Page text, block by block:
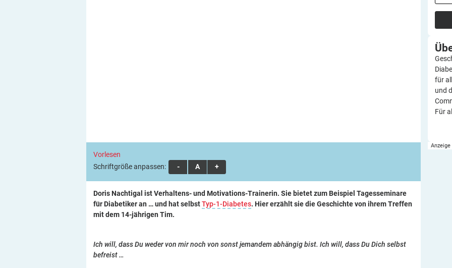
Vorlesen
Schriftgröße anpassen:
A A A
Doris Nachtigal ist Verhaltens- und Motivations-Trainerin. Sie bietet zum Beispiel Tagesseminare
für Diabetiker an … und hat selbstTyp-1-Diabetes. Hier erzählt sie die Geschichte von ihrem Treffen
mit dem 14-jährigen Tim.
Ich will, dass Du weder von mir noch von sonst jemandem abhängig bist. Ich will, dass Du Dich selbst
befreist …
für
und
Für